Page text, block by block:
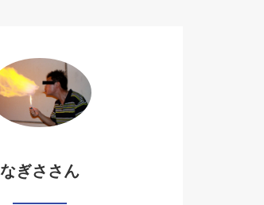
なぎささん